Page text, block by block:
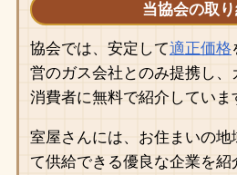
当協会の取
協会では、安定して適正価格
営のガス会社とのみ提携し
消費者に無料で紹介していま
室屋さんには、お住まいの地
て供給できる優良な企業を紹